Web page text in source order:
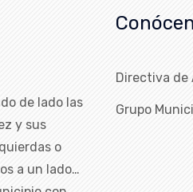
de lado las
y sus
o
a un lado…
Directiva de
Grupo